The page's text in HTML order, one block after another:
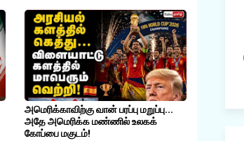
அமெரிக்காவிற்கு வான் பரப்பு மறுப்பு...
அதே அமெரிக்க மண்ணில் உலகக்
கோப்பை மகுடம்!